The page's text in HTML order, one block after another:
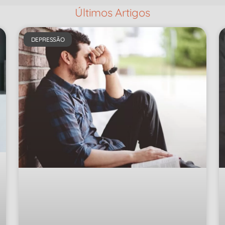
Últimos Artigos
DEPRESSÃO